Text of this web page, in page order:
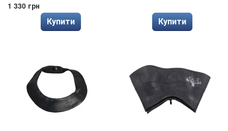
1 330 грн
Купити Купити